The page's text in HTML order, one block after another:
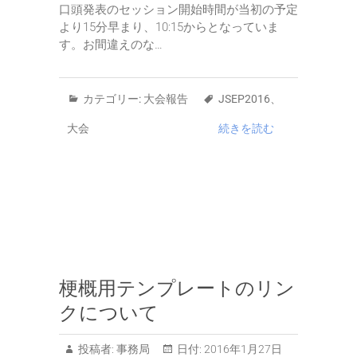
口頭発表のセッション開始時間が当初の予定
より15分早まり、10:15からとなっていま
す。お間違えのな…
カテゴリー: 大会報告 JSEP2016
大会 続きを読む
梗概用テンプレートのリン
クについて
投稿者: 事務局 日付: 2016年1月27日